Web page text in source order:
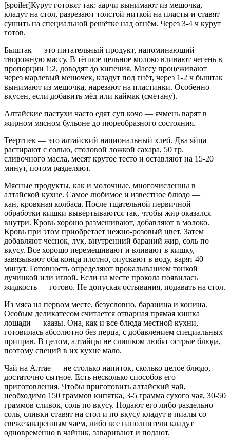
[spoiler]Курут готовят так: аарчи вынимают из мешочка,
кладут на стол, разрезают толстой ниткой на пласты и ставят
сушить на специальной решётке над огнём. Через 3-4 ч курут
готов.
Быштак — это питательный продукт, напоминающий
творожную массу. В тёплое цельное молоко вливают чегень в
пропорции 1:2, доводят до кипения. Массу процеживают
через марлевый мешочек, кладут под гнёт, через 1-2 ч быштак
вынимают из мешочка, нарезают на пластинки. Особенно
вкусен, если добавить мёд или каймак (сметану).
Алтайские пастухи часто едят суп кочо — ячмень варят в
жирном мясном бульоне до пюреобразного состояния.
Теертпек — это алтайский национальный хлеб. Два яйца
растирают с солью, столовой ложкой сахара, 50 гр.
сливочного масла, месят крутое тесто и оставляют на 15-20
минут, потом разделяют.
Мясные продукты, как и молочные, многочисленны в
алтайской кухне. Самое любимое и известное блюдо —
кан, кровяная колбаса. После тщательной первичной
обработки кишки вывертываются так, чтобы жир оказался
внутри. Кровь хорошо размешивают, добавляют в молоко.
Кровь при этом приобретает нежно-розовый цвет. Затем
добавляют чеснок, лук, внутренний бараний жир, соль по
вкусу. Все хорошо перемешивают и вливают в кишку,
завязывают оба конца плотно, опускают в воду, варят 40
минут. Готовность определяют прокалыванием тонкой
лучинкой или иглой. Если на месте прокола появилась
жидкость — готово. Не допуская остывания, подавать на стол.
Из мяса на первом месте, безусловно, баранина и конина.
Особым деликатесом считается отварная прямая кишка
лошади — каазы. Она, как и все блюда местной кухни,
готовилась абсолютно без перца, с добавлением специальных
приправ. В целом, алтайцы не слишком любят острые блюда,
поэтому специй в их кухне мало.
Чай на Алтае — не столько напиток, сколько целое блюдо,
достаточно сытное. Есть несколько способов его
приготовления. Чтобы приготовить алтайский чай,
необходимо 150 граммов кипятка, 3-5 грамма сухого чая, 30-50
граммов сливок, соль по вкусу. Подают его либо раздельно —
соль, сливки ставят на стол и по вкусу кладут в пиалы со
свежезаваренным чаем, либо все наполнители кладут
одновременно в чайник, заваривают и подают.